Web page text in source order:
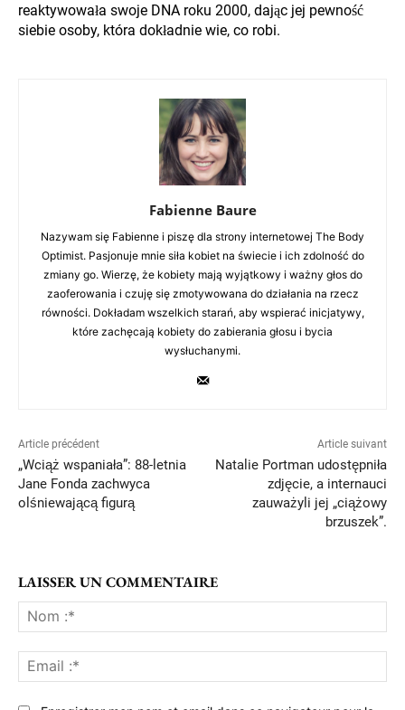
reaktywowała swoje DNA roku 2000, dając jej pewność
siebie osoby, która dokładnie wie, co robi.
Fabienne Baure
Nazywam się Fabienne i piszę dla strony internetowej The Body
Optimist. Pasjonuje mnie siła kobiet na świecie i ich zdolność do
zmiany go. Wierzę, że kobiety mają wyjątkowy i ważny głos do
zaoferowania i czuję się zmotywowana do działania na rzecz
równości. Dokładam wszelkich starań, aby wspierać inicjatywy,
które zachęcają kobiety do zabierania głosu i bycia
wysłuchanymi.
Article précédent
„Wciąż wspaniała”: 88-letnia
Jane Fonda zachwyca
olśniewającą figurą
Article suivant
Natalie Portman udostępniła
zdjęcie, a internauci
zauważyli jej „ciążowy
brzuszek”.
LAISSER UN COMMENTAIRE
:*
:*